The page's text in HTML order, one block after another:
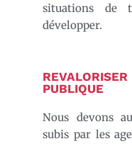
situations de
développer.
PUBLIQUE
Nous devons
subis par les